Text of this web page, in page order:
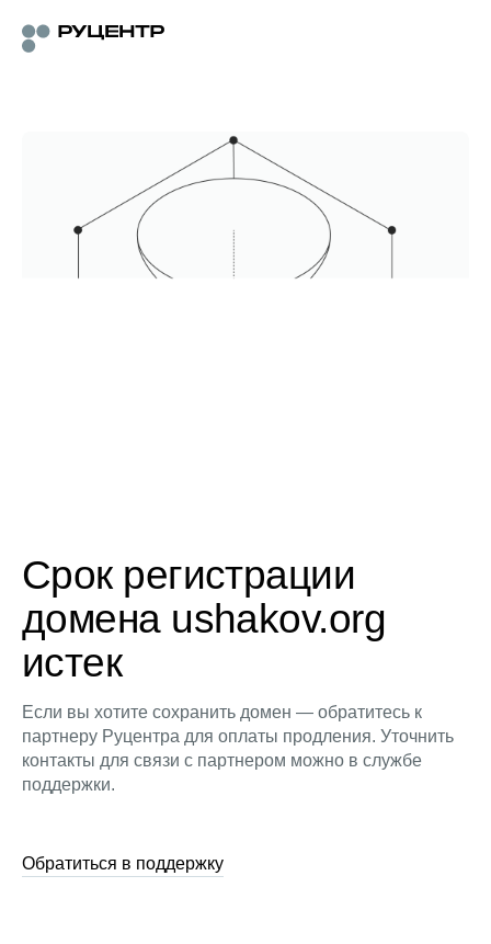
Срок регистрации
домена ushakov.org
истек
Если вы хотите сохранить домен — обратитесь к
партнеру Руцентра для оплаты продления. Уточнить
контакты для связи с партнером можно в службе
поддержки.
Обратиться в поддержку